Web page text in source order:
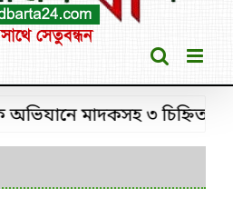
মাদকসহ ৩ চিহ্নিত মাদক